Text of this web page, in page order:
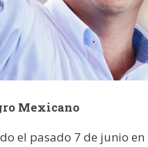
Mexicano
el pasado 7 de junio en